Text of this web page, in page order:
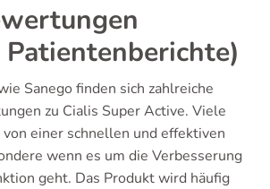
Patientenberichte)
Sanego finden sich zahlreiche
zu Cialis Super Active. Viele
einer schnellen und effektiven
wenn es um die Verbesserung
geht. Das Produkt wird häufig